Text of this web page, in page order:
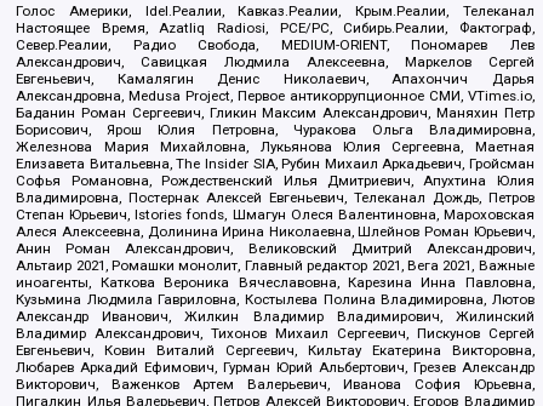
Голос Америки, Idel.Реалии, Кавказ.Реалии, Крым.Реалии, Телеканал
Настоящее Время, Azatliq Radiosi, PCE/PC, Сибирь.Реалии, Фактограф,
Север.Реалии, Радио Свобода, MEDIUM-ORIENT, Пономарев Лев
Александрович, Савицкая Людмила Алексеевна, Маркелов Сергей
Евгеньевич, Камалягин Денис Николаевич, Апахончич Дарья
Александровна, Medusa Project, Первое антикоррупционное СМИ, VTimes.io,
Баданин Роман Сергеевич, Гликин Максим Александрович, Маняхин Петр
Борисович, Ярош Юлия Петровна, Чуракова Ольга Владимировна,
Железнова Мария Михайловна, Лукьянова Юлия Сергеевна, Маетная
Елизавета Витальевна, The Insider SIA, Рубин Михаил Аркадьевич, Гройсман
Софья Романовна, Рождественский Илья Дмитриевич, Апухтина Юлия
Владимировна, Постернак Алексей Евгеньевич, Телеканал Дождь, Петров
Степан Юрьевич, Istories fonds, Шмагун Олеся Валентиновна, Мароховская
Алеся Алексеевна, Долинина Ирина Николаевна, Шлейнов Роман Юрьевич,
Анин Роман Александрович, Великовский Дмитрий Александрович,
Альтаир 2021, Ромашки монолит, Главный редактор 2021, Вега 2021, Важные
иноагенты, Каткова Вероника Вячеславовна, Карезина Инна Павловна,
Кузьмина Людмила Гавриловна, Костылева Полина Владимировна, Лютов
Александр Иванович, Жилкин Владимир Владимирович, Жилинский
Владимир Александрович, Тихонов Михаил Сергеевич, Пискунов Сергей
Евгеньевич, Ковин Виталий Сергеевич, Кильтау Екатерина Викторовна,
Любарев Аркадий Ефимович, Гурман Юрий Альбертович, Грезев Александр
Викторович, Важенков Артем Валерьевич, Иванова София Юрьевна,
Пигалкин Илья Валерьевич, Петров Алексей Викторович, Егоров Владимир